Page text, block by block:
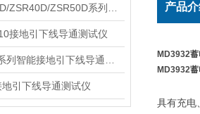
接地引下线导通测试仪
引下线导通测试仪
产品介
MD3932
MD3932
具有充电